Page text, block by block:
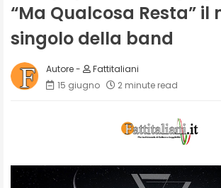
“Ma Qualcosa Resta” il
singolo della band
Fattitaliani
15 giugno
2 minute read